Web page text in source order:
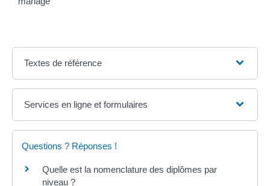
Textes de référence
Services en ligne et formulaires
Questions ? Réponses !
Quelle est la nomenclature des diplômes par
niveau ?